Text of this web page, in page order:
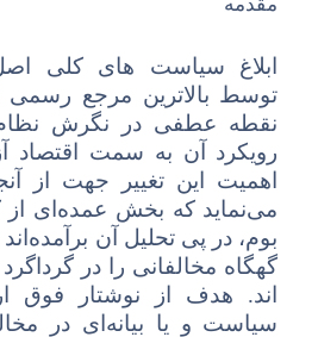
توسط بالاترین مرجع
نقطه عطفی در نگرش
رویکرد آن به سمت
اهمیت این تغییر جهت از
می‌نماید که بخش عمده‌ای از
بوم، در پی تحلیل آن
گهگاه مخالفانی را در
اند. هدف از نوشتار فوق
سیاست و یا بیانه‌ای در